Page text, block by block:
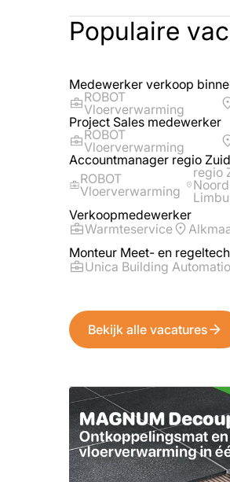
Populaire
Medewerker verkoop
ROBOT
Vloerverwarming
Project Sales medewerker
ROBOT
Vloerverwarming
Accountmanager regio Zuid
ROBOT
Vloerverwarming
regio
Verkoopmedewerker
Warmteservice
Monteur Meet- en
Unica Building
Bekijk alle vacatures